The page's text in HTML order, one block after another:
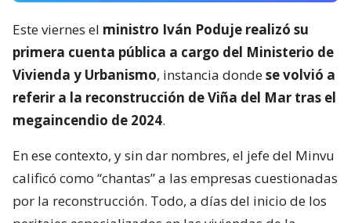
Este viernes el ministro Iván Poduje realizó su
primera cuenta pública a cargo del Ministerio de
Vivienda y Urbanismo, instancia dondese volvió a
referir a la reconstrucción de Viña del Mar tras el
megaincendio de 2024.
En ese contexto, y sin dar nombres, el jefe del Minvu
calificó como “chantas” a las empresas cuestionadas
por la reconstrucción. Todo, a días del inicio de los